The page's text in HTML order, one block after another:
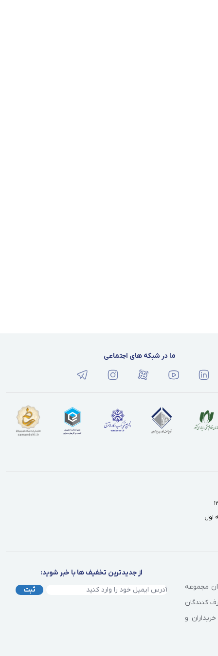
ما در شبکه های اجتماعی
مجموعه
کنندگان
و
از جدیدترین تخفیف ها با خبر شوید:
ثبت